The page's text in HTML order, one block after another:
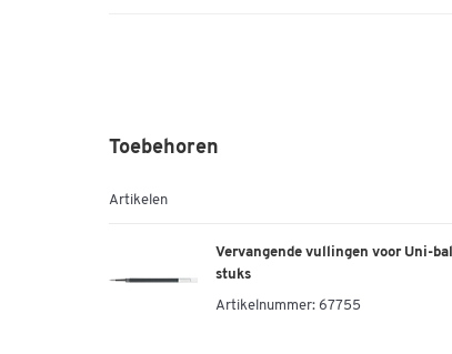
Toebehoren
Artikelen
Vervangende vullingen voor Uni-
stuks
Artikelnummer: 67755